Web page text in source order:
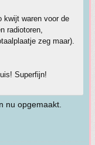
kwijt waren voor de
radiotoren,
zeg maar).
Superfijn!
nu opgemaakt.